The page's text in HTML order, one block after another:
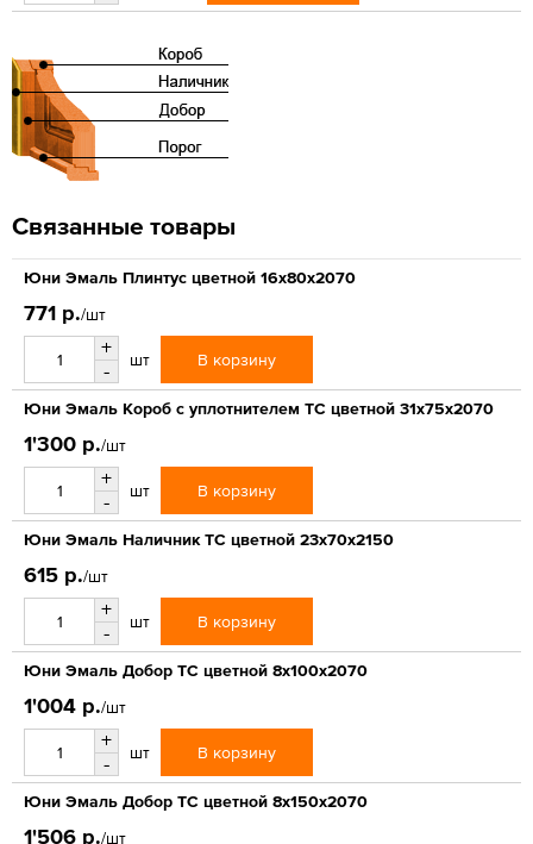
Связанные товары
Юни Эмаль Плинтус цветной 16x80x2070
771 р./шт
+
-
шт В корзину
Юни Эмаль Короб с уплотнителем ТС цветной 31x75x2070
1'300 р./шт
+
-
шт В корзину
Юни Эмаль Наличник ТС цветной 23x70x2150
615 р./шт
+
-
шт В корзину
Юни Эмаль Добор ТС цветной 8x100x2070
1'004 р./шт
+
-
шт В корзину
Юни Эмаль Добор ТС цветной 8x150x2070
1'506 р./шт